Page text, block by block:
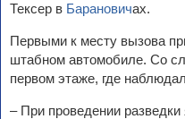
Тексер в Барановичах.
Первыми к месту вызова
штабном автомобиле. Со
первом этаже, где
– При проведении